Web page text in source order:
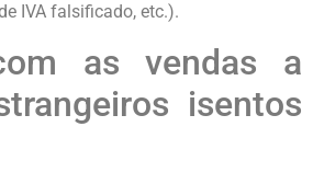
IVA falsificado, etc.).
as vendas a
isentos